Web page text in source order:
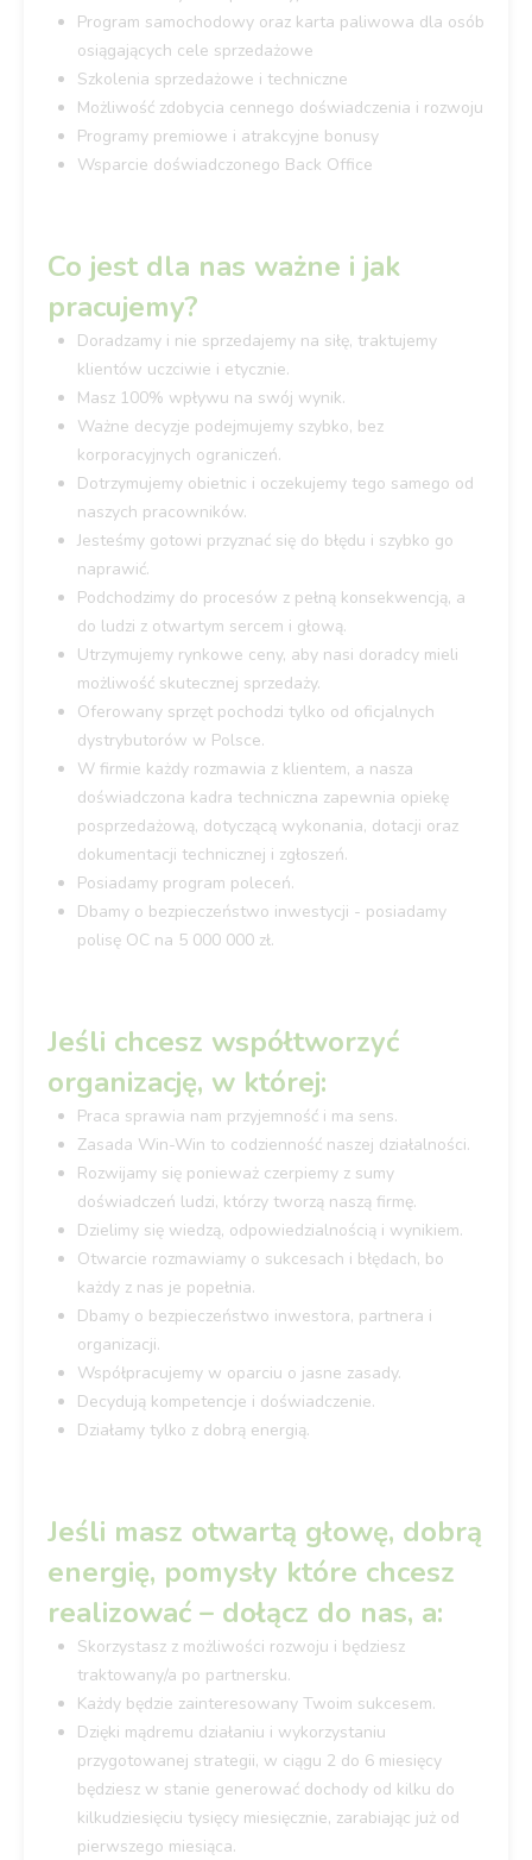
Program samochodowy oraz karta paliwowa dla osób
osiągających cele sprzedażowe
Szkolenia sprzedażowe i techniczne
Możliwość zdobycia cennego doświadczenia i rozwoju
Programy premiowe i atrakcyjne bonusy
Wsparcie doświadczonego Back Office
Co jest dla nas ważne i jak
pracujemy?
Doradzamy i nie sprzedajemy na siłę, traktujemy
klientów uczciwie i etycznie.
Masz 100% wpływu na swój wynik.
Ważne decyzje podejmujemy szybko, bez
korporacyjnych ograniczeń.
Dotrzymujemy obietnic i oczekujemy tego samego od
naszych pracowników.
Jesteśmy gotowi przyznać się do błędu i szybko go
naprawić.
Podchodzimy do procesów z pełną konsekwencją, a
do ludzi z otwartym sercem i głową.
Utrzymujemy rynkowe ceny, aby nasi doradcy mieli
możliwość skutecznej sprzedaży.
Oferowany sprzęt pochodzi tylko od oficjalnych
dystrybutorów w Polsce.
W firmie każdy rozmawia z klientem, a nasza
doświadczona kadra techniczna zapewnia opiekę
posprzedażową, dotyczącą wykonania, dotacji oraz
dokumentacji technicznej i zgłoszeń.
Posiadamy program poleceń.
Dbamy o bezpieczeństwo inwestycji - posiadamy
polisę OC na 5 000 000 zł.
Jeśli chcesz współtworzyć
organizację, w której:
Praca sprawia nam przyjemność i ma sens.
Zasada Win-Win to codzienność naszej działalności.
Rozwijamy się ponieważ czerpiemy z sumy
doświadczeń ludzi, którzy tworzą naszą firmę.
Dzielimy się wiedzą, odpowiedzialnością i wynikiem.
Otwarcie rozmawiamy o sukcesach i błędach, bo
każdy z nas je popełnia.
Dbamy o bezpieczeństwo inwestora, partnera i
organizacji.
Współpracujemy w oparciu o jasne zasady.
Decydują kompetencje i doświadczenie.
Działamy tylko z dobrą energią.
Jeśli masz otwartą głowę, dobrą
energię, pomysły które chcesz
realizować – dołącz do nas, a:
Skorzystasz z możliwości rozwoju i będziesz
traktowany/a po partnersku.
Każdy będzie zainteresowany Twoim sukcesem.
Dzięki mądremu działaniu i wykorzystaniu
przygotowanej strategii, w ciągu 2 do 6 miesięcy
będziesz w stanie generować dochody od kilku do
kilkudziesięciu tysięcy miesięcznie, zarabiając już od
pierwszego miesiąca.